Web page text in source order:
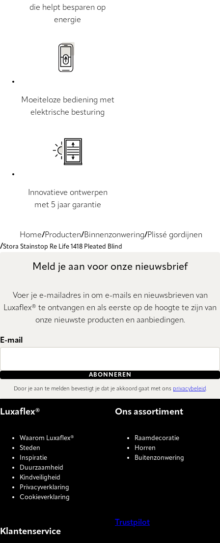
die helpt besparen op
energie
Moeiteloze bediening met
elektrische besturing
Innovatieve ontwerpen
met 5 jaar garantie
Home Producten Binnenzonwering Plissé gordijnen
Stora Stainstop Re Life 1418 Pleated Blind
Meld je aan voor onze nieuwsbrief
Voer je e-mailadres in om e-mails en nieuwsbrieven van
Luxaflex® te ontvangen en als eerste op de hoogte te zijn van
onze nieuwste producten en aanbiedingen.
E-mail
ABONNEREN
Door je aan te melden bevestigt je dat je akkoord gaat met ons privacybeleid.
Luxaflex®
Waarom Luxaflex®
Steden
Inspiratie
Duurzaamheid
Kindveiligheid
Privacyverklaring
Cookieverklaring
Ons assortiment
Raamdecoratie
Horren
Buitenzonwering
Klantenservice
Trustpilot